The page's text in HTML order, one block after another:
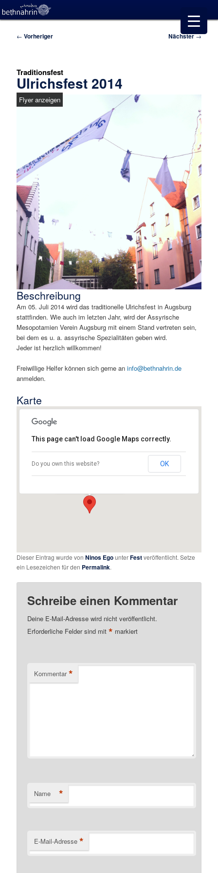
Beitragsnavigation
← Vorheriger Nächster→
Traditionsfest
Ulrichsfest 2014
Flyer anzeigen
Beschreibung
Am 05. Juli 2014 wird das traditionelle Ulrichsfest in Augsburg
stattfinden. Wie auch im letzten Jahr, wird der Assyrische
Mesopotamien Verein Augsburg mit einem Stand vertreten sein,
bei dem es u. a. assyrische Spezialitäten geben wird.
Jeder ist herzlich willkommen!
Freiwillige Helfer können sich gerne aninfo@bethnahrin.de
anmelden.
Karte
Ulrichsviertel Augsburg
Details
This page can't load Google Maps correctly.
Do you own this website? OK
Dieser Eintrag wurde vonNinos EgounterFestveröffentlicht. Setze
ein Lesezeichen für den Permalink.
Schreibe einen Kommentar
Deine E-Mail-Adresse wird nicht veröffentlicht.
Erforderliche Felder sind mit* markiert
Kommentar *
Name *
E-Mail-Adresse *